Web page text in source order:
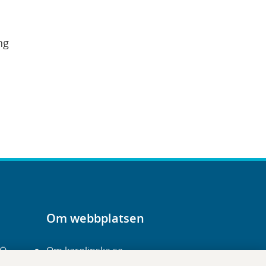
Om webbplatsen
Om karolinska.se